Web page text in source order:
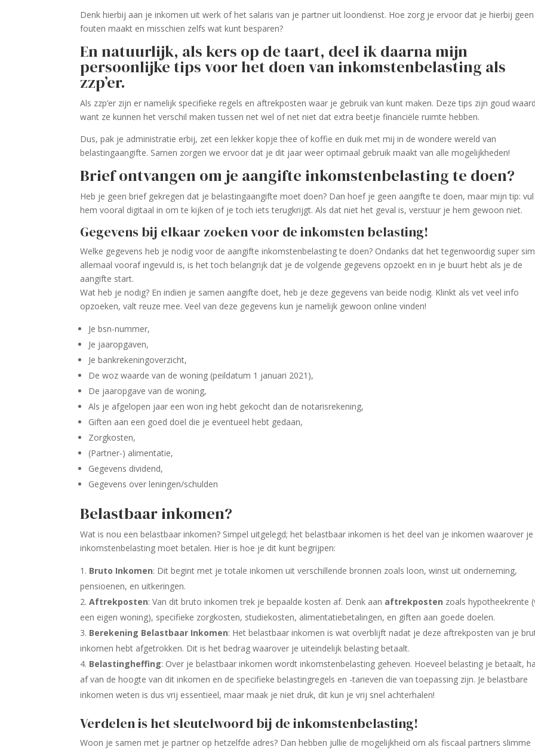
Denk hierbij aan je inkomen uit werk of het salaris van je partner uit loondienst. Hoe zorg je ervoor dat je hierbij geen
fouten maakt en misschien zelfs wat kunt besparen?
En natuurlijk, als kers op de taart, deel ik daarna mijn
persoonlijke tips voor het doen van inkomstenbelasting als
zzp’er.
Als zzp’er zijn er namelijk specifieke regels en aftrekposten waar je gebruik van kunt maken. Deze tips zijn goud
want ze kunnen het verschil maken tussen net wel of net niet dat extra beetje financiële ruimte hebben.
Dus, pak je administratie erbij, zet een lekker kopje thee of koffie en duik met mij in de wondere wereld van
belastingaangifte. Samen zorgen we ervoor dat je dit jaar weer optimaal gebruik maakt van alle mogelijkheden!
Brief ontvangen om je aangifte inkomstenbelasting te doen?
Heb je geen brief gekregen dat je belastingaangifte moet doen? Dan hoef je geen aangifte te doen, maar mijn tip: vul
hem vooral digitaal in om te kijken of je toch iets terugkrijgt. Als dat niet het geval is, verstuur je hem gewoon niet.
Gegevens bij elkaar zoeken voor de inkomsten belasting!
Welke gegevens heb je nodig voor de aangifte inkomstenbelasting te doen? Ondanks dat het tegenwoordig super
allemaal vooraf ingevuld is, is het toch belangrijk dat je de volgende gegevens opzoekt en in je buurt hebt als je de
aangifte start.
Wat heb je nodig? En indien je samen aangifte doet, heb je deze gegevens van beide nodig. Klinkt als vet veel info
opzoeken, valt reuze mee. Veel van deze gegevens kun je namelijk gewoon online vinden!
Je bsn-nummer,
Je jaaropgaven,
Je bankrekeningoverzicht,
De woz waarde van de woning (peildatum 1 januari 2021),
De jaaropgave van de woning,
Als je afgelopen jaar een won ing hebt gekocht dan de notarisrekening,
Giften aan een goed doel die je eventueel hebt gedaan,
Zorgkosten,
(Partner-) alimentatie,
Gegevens dividend,
Gegevens over leningen/schulden
Belastbaar inkomen?
Wat is nou een belastbaar inkomen? Simpel uitgelegd; het belastbaar inkomen is het deel van je inkomen waarover je
inkomstenbelasting moet betalen. Hier is hoe je dit kunt begrijpen:
Bruto Inkomen: Dit begint met je totale inkomen uit verschillende bronnen zoals loon, winst uit onderneming,
pensioenen, en uitkeringen.
Aftrekposten: Van dit bruto inkomen trek je bepaalde kosten af. Denk aan aftrekposten zoals hypotheekrente
een eigen woning), specifieke zorgkosten, studiekosten, alimentatiebetalingen, en giften aan goede doelen.
Berekening Belastbaar Inkomen: Het belastbaar inkomen is wat overblijft nadat je deze aftrekposten van je
inkomen hebt afgetrokken. Dit is het bedrag waarover je uiteindelijk belasting betaalt.
Belastingheffing: Over je belastbaar inkomen wordt inkomstenbelasting geheven. Hoeveel belasting je betaalt,
af van de hoogte van dit inkomen en de specifieke belastingregels en -tarieven die van toepassing zijn. Je belastbare
inkomen weten is dus vrij essentieel, maar maak je niet druk, dit kun je vrij snel achterhalen!
Verdelen is het sleutelwoord bij de inkomstenbelasting!
Woon je samen met je partner op hetzelfde adres? Dan hebben jullie de mogelijkheid om als fiscaal partners slimme